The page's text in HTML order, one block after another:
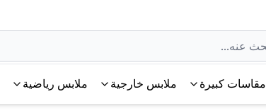
مقاسات كبيرة ملابس خارجية ملابس رياضية